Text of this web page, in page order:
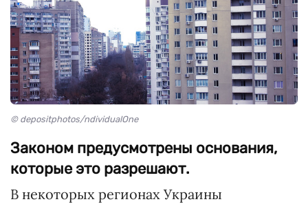
© depositphotos/ndividualOne
Законом предусмотрены основания,
которые это разрешают.
В некоторых регионах Украины